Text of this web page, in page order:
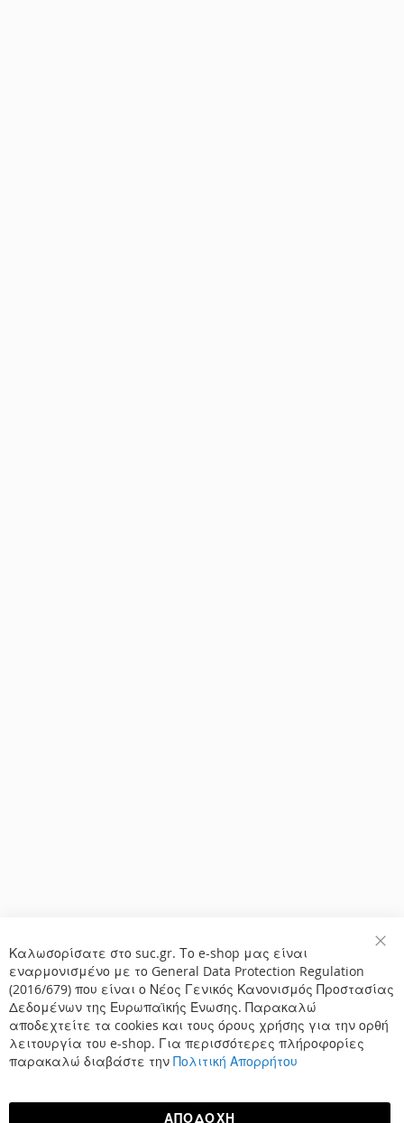
Καλωσορίσατε στο suc.gr. Το e-shop μας είναι
εναρμονισμένο με το General Data Protection Regulation
(2016/679) που είναι ο Νέος Γενικός Κανονισμός Προστασίας
Δεδομένων της Ευρωπαϊκής Ένωσης. Παρακαλώ
αποδεχτείτε τα cookies και τους όρους χρήσης για την ορθή
λειτουργία του e-shop. Για περισσότερες πλήροφορίες
παρακαλώ διαβάστε την Πολιτική Απορρήτου
ΑΠΟΔΟΧΉ